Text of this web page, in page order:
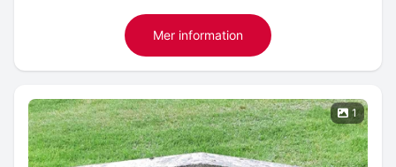
Mer information
1